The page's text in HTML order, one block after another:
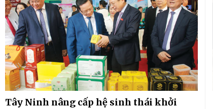
Tây Ninh nâng cấp hệ sinh thái khởi